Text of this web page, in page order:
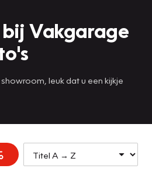
Vakgarage
leuk dat u een kijkje